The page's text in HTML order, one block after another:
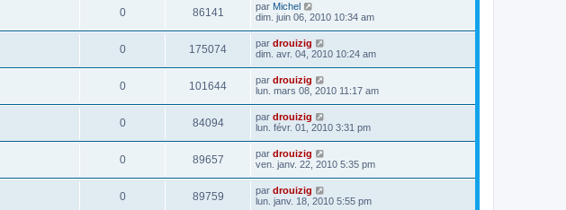
0 86141 par Michel
dim. juin 06, 2010 10:34 am
0 175074 par drouizig
dim. avr. 04, 2010 10:24 am
0 101644 par drouizig
lun. mars 08, 2010 11:17 am
0 84094 par drouizig
lun. févr. 01, 2010 3:31 pm
0 89657 par drouizig
ven. janv. 22, 2010 5:35 pm
0 89759 par drouizig
lun. janv. 18, 2010 5:55 pm